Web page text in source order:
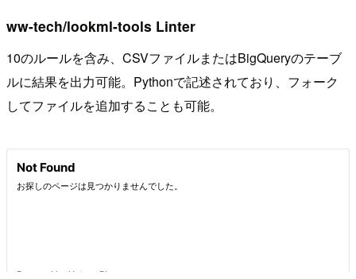
ww-tech/lookml-tools Linter
10のルールを含み、CSVファイルまたはBigQueryのテーブ
ルに結果を出力可能。Pythonで記述されており、フォーク
してファイルを追加することも可能。